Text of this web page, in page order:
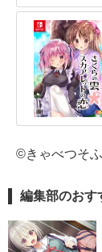
©きゃべつそ
編集部のおす